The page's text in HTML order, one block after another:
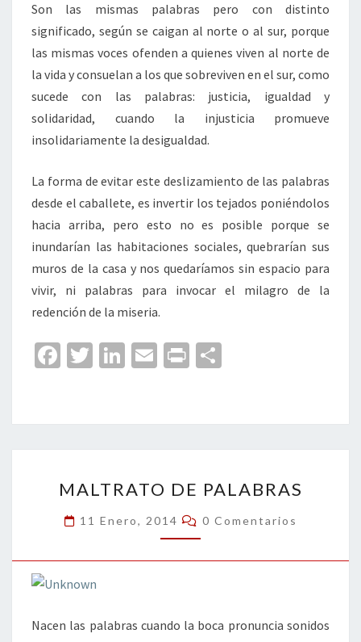
Son las mismas palabras pero con distinto
significado, según se caigan al norte o al sur, porque
las mismas voces ofenden a quienes viven al norte de
la vida y consuelan a los que sobreviven en el sur, como
sucede con las palabras: justicia, igualdad y
solidaridad, cuando la injusticia promueve
insolidariamente la desigualdad.
La forma de evitar este deslizamiento de las palabras
desde el caballete, es invertir los tejados poniéndolos
hacia arriba, pero esto no es posible porque se
inundarían las habitaciones sociales, quebrarían sus
muros de la casa y nos quedaríamos sin espacio para
vivir, ni palabras para invocar el milagro de la
redención de la miseria.
Fa
o
o
k
T
er
Li
dI
n
E
l
Pr
p
ar
tir
DE
PALABRAS
MALTRATO DE PALABRAS
11 Enero, 2014 Comentarios
0 Comentarios
Nacen las palabras cuando la boca pronuncia sonidos